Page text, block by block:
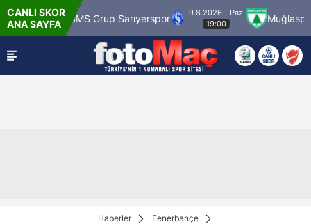
CANLI SKOR
ANA SAYFA
Grup Sarıyerspor
9.8.2026 - Paz
19:00
Muğlaspor Vanspor
Haberler
Fenerbahçe